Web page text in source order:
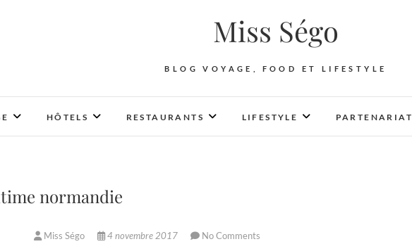
Miss Ségo
BLOG VOYAGE, FOOD ET LIFESTYLE
HÔTELS RESTAURANTS LIFESTYLE PARTENARIAT
normandie
Miss Ségo 4 novembre 2017 No Comments